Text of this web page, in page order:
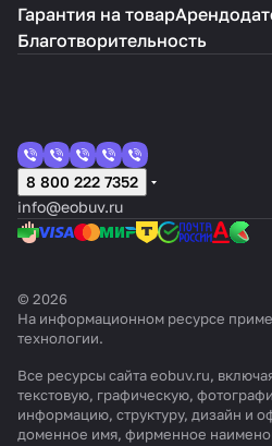
Гарантия на товар
Благотворительность
8 800 222 7352
info@eobuv.ru
© 2026
На информационном ресурсе
технологии.
Все ресурсы сайта eobuv.ru,
текстовую, графическую,
информацию, структуру, дизайн и
доменное имя, фирменное